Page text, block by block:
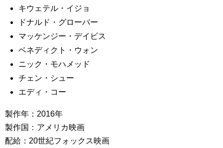
キウェテル・イジョ
ドナルド・グローバー
マッケンジー・デイビス
ベネディクト・ウォン
ニック・モハメッド
チェン・シュー
エディ・コー
製作年：2016年
製作国：アメリカ映画
配給：20世紀フォックス映画